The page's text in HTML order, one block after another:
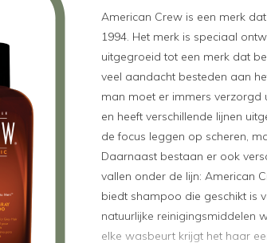
American Crew is een merk
1994. Het merk is speciaal
uitgegroeid tot een merk dat
veel aandacht besteden aan
man moet er immers verzorgd
en heeft verschillende lijnen
de focus leggen op scheren,
Daarnaast bestaan er ook
vallen onder de lijn: American
biedt shampoo die geschikt is
natuurlijke reinigingsmiddelen
elke wasbeurt krijgt het haar